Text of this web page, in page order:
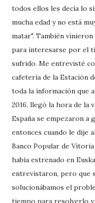
todos ellos les decía lo
mucha edad y no está
matar". También
para interesarse por el
sufrido. Me entrevisté
cafetería de la Estación
toda la información que
2016, llegó la hora de la
España se empezaron a
entonces cuando le dije
Banco Popular de
había estrenado en
entrevistaron, pero que
solucionábamos el
tiempo para resolverlo y